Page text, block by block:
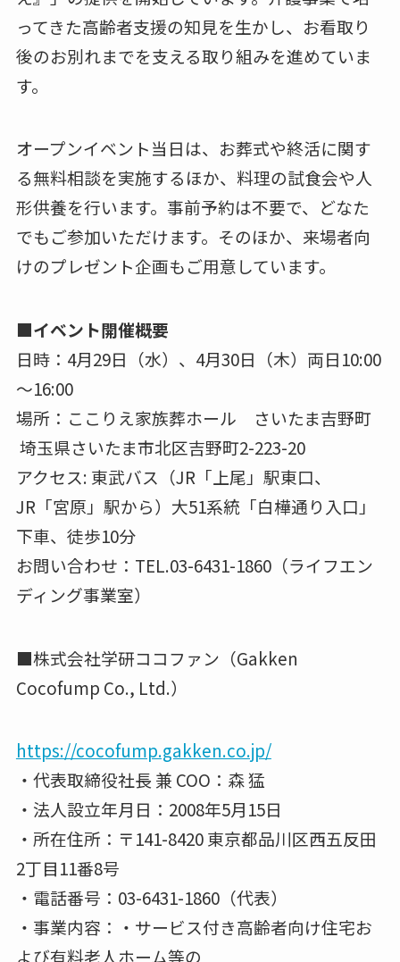
ってきた高齢者支援の知見を生かし、お看取り
後のお別れまでを支える取り組みを進めていま
す。
オープンイベント当日は、お葬式や終活に関す
る無料相談を実施するほか、料理の試食会や人
形供養を行います。事前予約は不要で、どなた
でもご参加いただけます。そのほか、来場者向
けのプレゼント企画もご用意しています。
■イベント開催概要
日時：4月29日（水）、4月30日（木）両日10:00
～16:00
場所：ここりえ家族葬ホール さいたま吉野町
埼玉県さいたま市北区吉野町2-223-20
アクセス: 東武バス（JR「上尾」駅東口、
JR「宮原」駅から）大51系統「白樺通り入口」
下車、徒歩10分
お問い合わせ：TEL.03-6431-1860（ライフエン
ディング事業室）
■株式会社学研ココファン（Gakken
Cocofump Co., Ltd.）
https://cocofump.gakken.co.jp/
・代表取締役社⻑ 兼 COO：森 猛
・法⼈設⽴年⽉⽇：2008年5⽉15⽇
・所在住所：〒141-8420 東京都品川区⻄五反⽥
2丁⽬11番8号
・電話番号：03-6431-1860（代表）
・事業内容：・サービス付き⾼齢者向け住宅お
よび有料⽼⼈ホーム等の